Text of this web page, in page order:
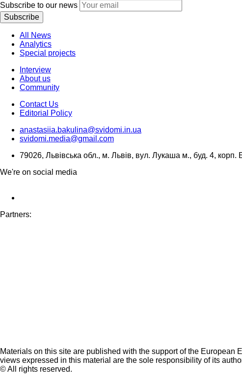
Subscribe to our news
Subscribe
All News
Analytics
Special projects
Interview
About us
Community
Contact Us
Editorial Policy
anastasiia.bakulina@svidomi.in.ua
svidomi.media@gmail.com
79026, Львівська обл., м. Львів, вул. Лукаша м., буд. 4, корп.
We're on social media
Partners:
Materials on this site are published with the support of the
views expressed in this material are the sole responsibility of its
© All rights reserved.